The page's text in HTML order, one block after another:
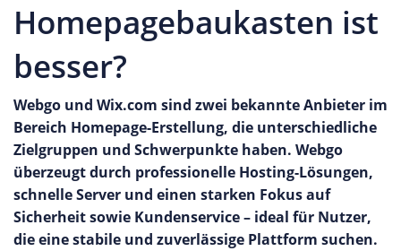
Homepagebaukasten ist
besser?
Webgo und Wix.com sind zwei bekannte Anbieter im
Bereich Homepage-Erstellung, die unterschiedliche
Zielgruppen und Schwerpunkte haben. Webgo
überzeugt durch professionelle Hosting-Lösungen,
schnelle Server und einen starken Fokus auf
Sicherheit sowie Kundenservice – ideal für Nutzer,
die eine stabile und zuverlässige Plattform suchen.